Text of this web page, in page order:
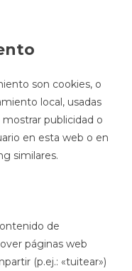
son cookies, o
local, usadas
mostrar publicidad o
en esta web o en
similares.
de
páginas web
(p.ej.: «tuitear»)